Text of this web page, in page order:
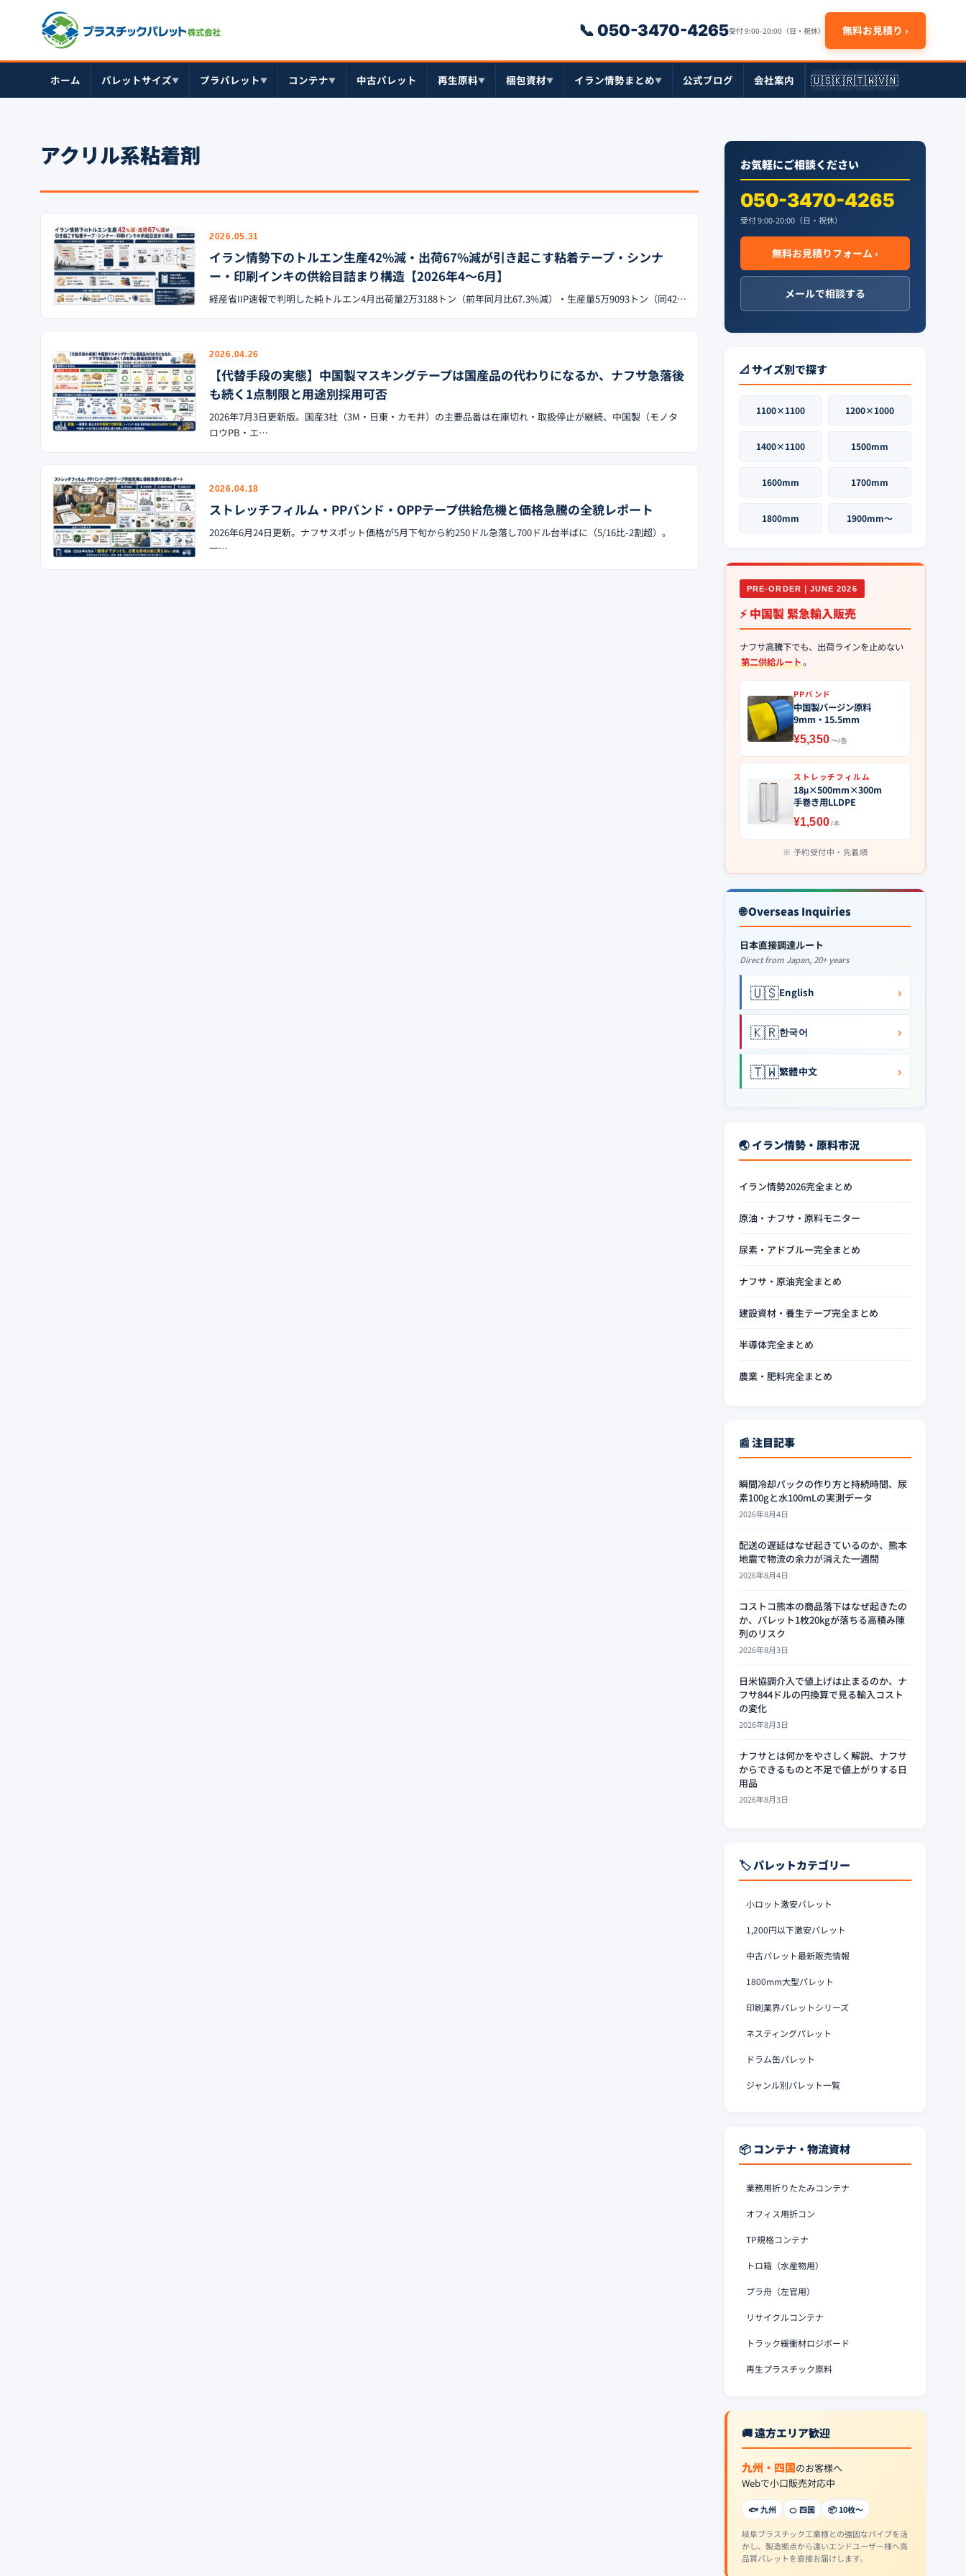
📞 050-3470-4265受付 9:00-20:00（日・祝休） 無料お見積り ›
ホーム パレットサイズ▼ プラパレット▼ コンテナ▼ 中古パレット 再生原料▼ 梱包資材▼ イラン情勢まとめ▼ 公式ブログ 会社案内 🇺🇸🇰🇷🇹🇼🇻🇳
アクリル系粘着剤
2026.05.31
イラン情勢下のトルエン生産42%減・出荷67%減が引き起こす粘着テープ・シンナ
ー・印刷インキの供給目詰まり構造【2026年4〜6月】
経産省IIP速報で判明した純トルエン4月出荷量2万3188トン（前年同月比67.3%減）・生産量5万9093トン（同42…
2026.04.26
【代替手段の実態】中国製マスキングテープは国産品の代わりになるか、ナフサ急落後
も続く1点制限と用途別採用可否
2026年7月3日更新版。国産3社（3M・日東・カモ井）の主要品番は在庫切れ・取扱停止が継続、中国製（モノタ
ロウPB・エ…
2026.04.18
ストレッチフィルム・PPバンド・OPPテープ供給危機と価格急騰の全貌レポート
2026年6月24日更新。ナフサスポット価格が5月下旬から約250ドル急落し700ドル台半ばに（5/16比-2割超）。
一…
お気軽にご相談ください
050-3470-4265
受付 9:00-20:00（日・祝休）
無料お見積りフォーム ›
メールで相談する
📐 サイズ別で探す
1100×1100 1200×1000
1400×1100 1500mm
1600mm 1700mm
1800mm 1900mm〜
PRE-ORDER｜JUNE 2026
⚡ 中国製 緊急輸入販売
ナフサ高騰下でも、出荷ラインを止めない
第二供給ルート。
PPバンド
中国製バージン原料
9mm・15.5mm
¥5,350〜/巻
ストレッチフィルム
18μ×500mm×300m
手巻き用LLDPE
¥1,500/本
予約受付中・先着順
🌐 Overseas Inquiries
日本直接調達ルート
Direct from Japan, 20+ years
🇺🇸English ›
🇰🇷한국어 ›
🇹🇼繁體中文 ›
🌏 イラン情勢・原料市況
イラン情勢2026完全まとめ
原油・ナフサ・原料モニター
尿素・アドブルー完全まとめ
ナフサ・原油完全まとめ
建設資材・養生テープ完全まとめ
半導体完全まとめ
農業・肥料完全まとめ
📰 注目記事
瞬間冷却パックの作り方と持続時間、尿
素100gと水100mLの実測データ
2026年8月4日
配送の遅延はなぜ起きているのか、熊本
地震で物流の余力が消えた一週間
2026年8月4日
コストコ熊本の商品落下はなぜ起きたの
か、パレット1枚20kgが落ちる高積み陳
列のリスク
2026年8月3日
日米協調介入で値上げは止まるのか、ナ
フサ844ドルの円換算で見る輸入コスト
の変化
2026年8月3日
ナフサとは何かをやさしく解説、ナフサ
からできるものと不足で値上がりする日
用品
2026年8月3日
🏷️ パレットカテゴリー
小ロット激安パレット
1,200円以下激安パレット
中古パレット最新販売情報
1800mm大型パレット
印刷業界パレットシリーズ
ネスティングパレット
ドラム缶パレット
ジャンル別パレット一覧
📦 コンテナ・物流資材
業務用折りたたみコンテナ
オフィス用折コン
TP規格コンテナ
トロ箱（水産物用）
プラ舟（左官用）
リサイクルコンテナ
トラック緩衝材ロジボード
再生プラスチック原料
🚚 遠方エリア歓迎
九州・四国のお客様へ
Webで小口販売対応中
🐟 九州 🍊 四国 📦 10枚〜
岐阜プラスチック工業様との強固なパイプを活
かし、製造拠点から遠いエンドユーザー様へ高
品質パレットを直接お届けします。